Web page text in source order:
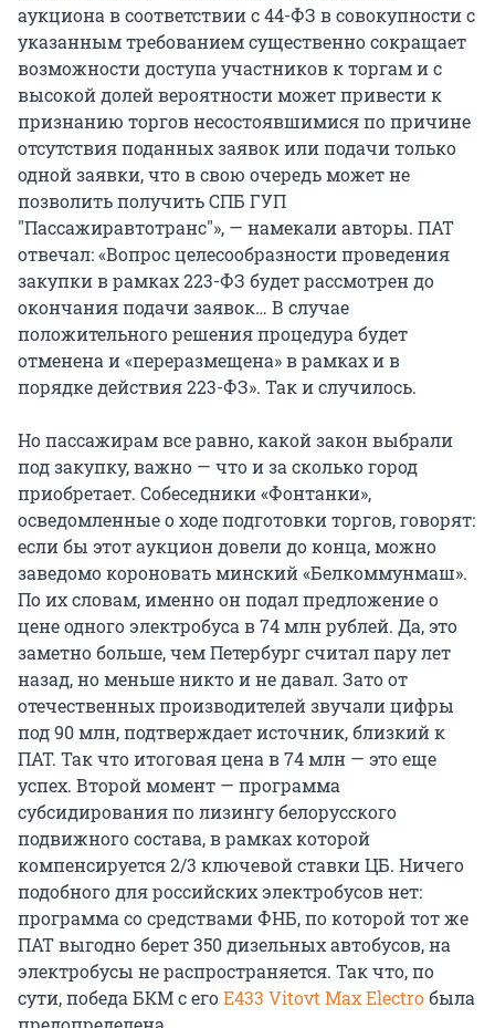
аукциона в соответствии с 44-ФЗ в совокупности с
указанным требованием существенно сокращает
возможности доступа участников к торгам и с
высокой долей вероятности может привести к
признанию торгов несостоявшимися по причине
отсутствия поданных заявок или подачи только
одной заявки, что в свою очередь может не
позволить получить СПБ ГУП
"Пассажиравтотранс"», — намекали авторы. ПАТ
отвечал: «Вопрос целесообразности проведения
закупки в рамках 223-ФЗ будет рассмотрен до
окончания подачи заявок… В случае
положительного решения процедура будет
отменена и «переразмещена» в рамках и в
порядке действия 223-ФЗ». Так и случилось.
Но пассажирам все равно, какой закон выбрали
под закупку, важно — что и за сколько город
приобретает. Собеседники «Фонтанки»,
осведомленные о ходе подготовки торгов, говорят:
если бы этот аукцион довели до конца, можно
заведомо короновать минский «Белкоммунмаш».
По их словам, именно он подал предложение о
цене одного электробуса в 74 млн рублей. Да, это
заметно больше, чем Петербург считал пару лет
назад, но меньше никто и не давал. Зато от
отечественных производителей звучали цифры
под 90 млн, подтверждает источник, близкий к
ПАТ. Так что итоговая цена в 74 млн — это еще
успех. Второй момент — программа
субсидирования по лизингу белорусского
подвижного состава, в рамках которой
компенсируется 2/3 ключевой ставки ЦБ. Ничего
подобного для российских электробусов нет:
программа со средствами ФНБ, по которой тот же
ПАТ выгодно берет 350 дизельных автобусов, на
электробусы не распространяется. Так что, по
сути, победа БКМ с егоE433 Vitovt Max Electroбыла